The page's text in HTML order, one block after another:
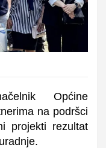
Općine
na podršci
projekti rezultat